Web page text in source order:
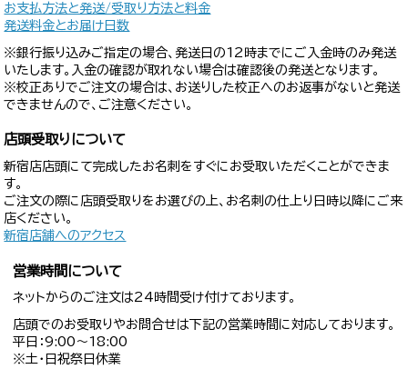
お支払方法と発送/受取り方法と料金
発送料金とお届け日数
※銀行振り込みご指定の場合、発送日の12時までにご入金時のみ発送
いたします。入金の確認が取れない場合は確認後の発送となります。
※校正ありでご注文の場合は、お送りした校正へのお返事がないと発送
できませんので、ご注意ください。
店頭受取りについて
新宿店店頭にて完成したお名刺をすぐにお受取いただくことができま
す。
ご注文の際に店頭受取りをお選びの上、お名刺の仕上り日時以降にご来
店ください。
新宿店舗へのアクセス
営業時間について
ネットからのご注文は24時間受け付けております。
店頭でのお受取りやお問合せは下記の営業時間に対応しております。
平日：9:00〜18:00
※土・日祝祭日休業